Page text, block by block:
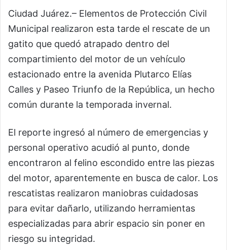
Ciudad Juárez.– Elementos de Protección Civil
Municipal realizaron esta tarde el rescate de un
gatito que quedó atrapado dentro del
compartimiento del motor de un vehículo
estacionado entre la avenida Plutarco Elías
Calles y Paseo Triunfo de la República, un hecho
común durante la temporada invernal.
El reporte ingresó al número de emergencias y
personal operativo acudió al punto, donde
encontraron al felino escondido entre las piezas
del motor, aparentemente en busca de calor. Los
rescatistas realizaron maniobras cuidadosas
para evitar dañarlo, utilizando herramientas
especializadas para abrir espacio sin poner en
riesgo su integridad.